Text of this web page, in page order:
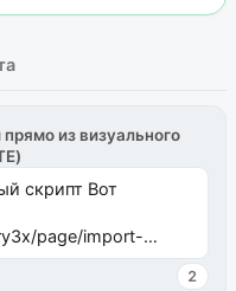
из визуального
скрипт Вот
page/import-
2